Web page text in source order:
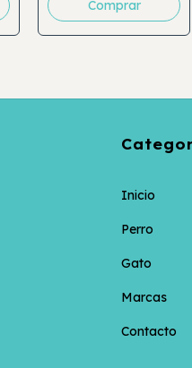
Inicio
Perro
Gato
Marcas
Contacto